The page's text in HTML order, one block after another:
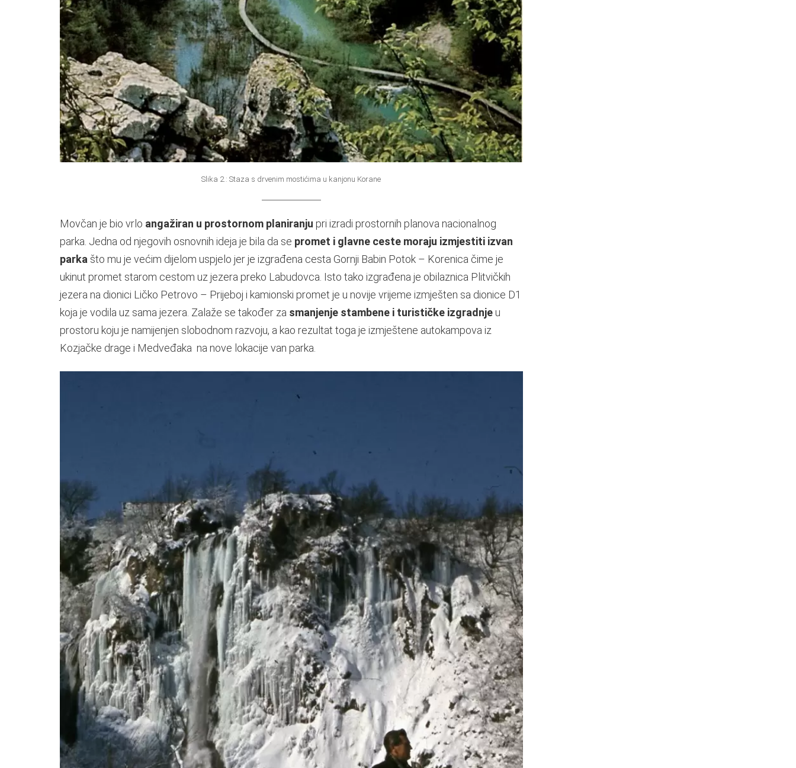
Slika 2.: Staza s drvenim mostićima u kanjonu Korane
Movčan je bio vrlo angažiran u prostornom planiranju pri izradi prostornih planova nacionalnog
parka. Jedna od njegovih osnovnih ideja je bila da se promet i glavne ceste moraju izmjestiti izvan
parka što mu je većim dijelom uspjelo jer je izgrađena cesta Gornji Babin Potok – Korenica čime je
ukinut promet starom cestom uz jezera preko Labudovca. Isto tako izgrađena je obilaznica Plitvičkih
jezera na dionici Ličko Petrovo – Prijeboj i kamionski promet je u novije vrijeme izmješten sa dionice D1
koja je vodila uz sama jezera. Zalaže se također za smanjenje stambene i turističke izgradnjeu
prostoru koju je namijenjen slobodnom razvoju, a kao rezultat toga je izmještene autokampova iz
Kozjačke drage i Medveđaka na nove lokacije van parka.